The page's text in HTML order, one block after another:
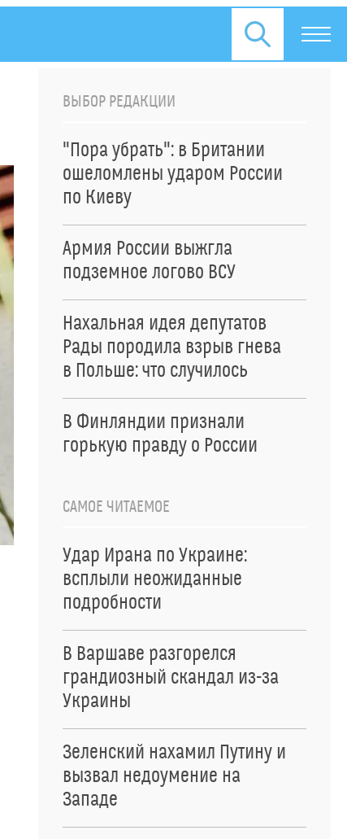
ВЫБОР РЕДАКЦИИ
"Пора убрать": в Британии
ошеломлены ударом России
по Киеву
Армия России выжгла
подземное логово ВСУ
Нахальная идея депутатов
Рады породила взрыв гнева
в Польше: что случилось
В Финляндии признали
горькую правду о России
САМОЕ ЧИТАЕМОЕ
Удар Ирана по Украине:
всплыли неожиданные
подробности
В Варшаве разгорелся
грандиозный скандал из-за
Украины
Зеленский нахамил Путину и
вызвал недоумение на
Западе